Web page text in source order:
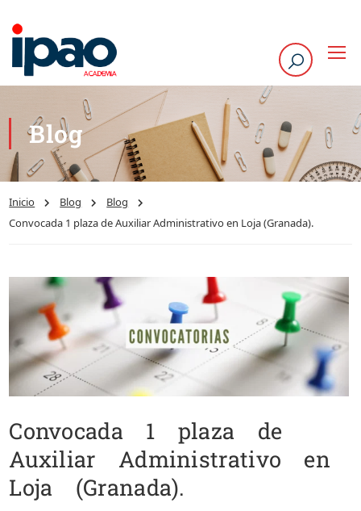
Blog
Inicio Blog
Blog
Convocada 1 plaza de Auxiliar Administrativo en Loja (Granada).
Convocada 1 plaza de
Auxiliar Administrativo en
Loja (Granada).